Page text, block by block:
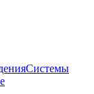
Системы